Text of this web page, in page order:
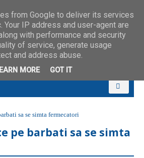
sa se simta fermecatori
pe barbati sa se simta
from Google to deliver its services
Your IP address and user-agent are
with performance and security
of service, generate usage
and address abuse.
MORE GOT IT